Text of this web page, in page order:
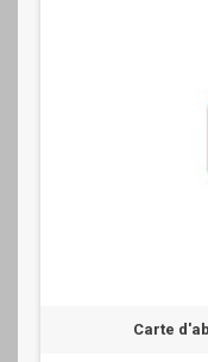
Carte